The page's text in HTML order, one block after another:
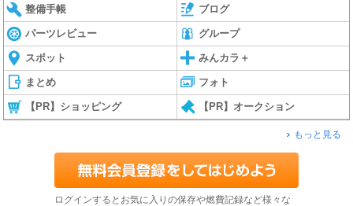
整備手帳 ブログ
パーツレビュー グループ
スポット みんカラ＋
まとめ フォト
【PR】ショッピング 【PR】オークション
もっと見る
ログインするとお気に入りの保存や燃費記録など様々な